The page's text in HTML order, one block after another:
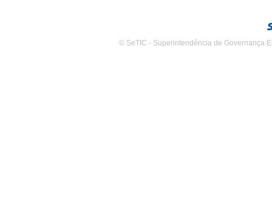
© SeTIC - Superintendência de Governança